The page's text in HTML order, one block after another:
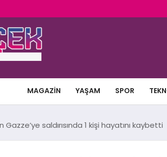
MAGAZIN YAŞAM SPOR
Gazze’ye saldırısında 1 kişi hayatını kaybetti